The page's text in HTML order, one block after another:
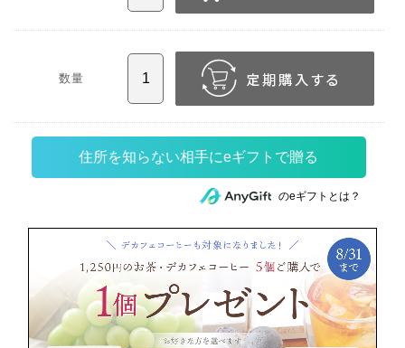
数量
住所を知らない相手にeギフトで贈る
のeギフトとは？